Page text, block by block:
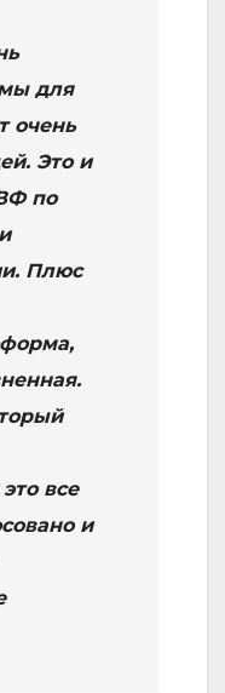
для
очень
Это и
по
Плюс
все
и